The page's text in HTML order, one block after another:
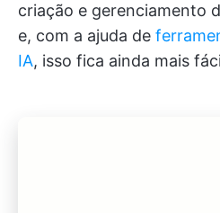
criação e gerenciamento
e, com a ajuda de
IA, isso fica ainda mais